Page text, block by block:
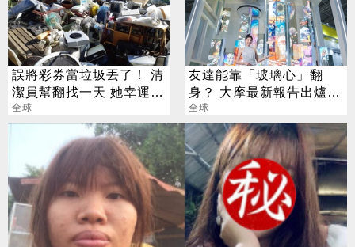
誤將彩券當垃圾丟了！ 清
潔員幫翻找一天 她幸運撿
回3700萬
全球
友達能靠「玻璃心」翻
身？ 大摩最新報告出爐
目標價也曝光
全球